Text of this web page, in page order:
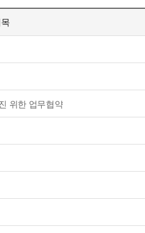
위한 업무협약